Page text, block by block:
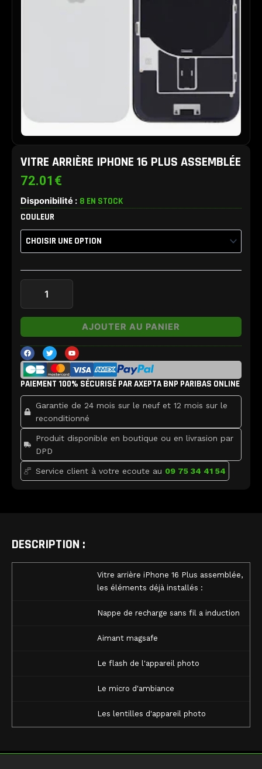
VITRE ARRIÈRE IPHONE 16 PLUS ASSEMBLÉE
72.01 €
Disponibilité : 8 EN STOCK
COULEUR
quantité
Vitre
16
Plus
assemblée
AJOUTER AU PANIER
F
a
c
e
b
o
k
T
w
i
t
t
e
Y
o
u
t
u
b
PAIEMENT 100% SÉCURISÉ PAR AXEPTA BNP PARIBAS ONLINE
Garantie de 24 mois sur le neuf et 12 mois sur le
reconditionné
Produit disponible en boutique ou en livrasion par
DPD
Service client à votre ecoute au 09 75 34 41 54
DESCRIPTION :
Vitre arrière iPhone 16 Plus assemblée,
les éléments déjà installés :
Nappe de recharge sans fil a induction
Aimant magsafe
Le flash de l'appareil photo
Le micro d'ambiance
Les lentilles d'appareil photo